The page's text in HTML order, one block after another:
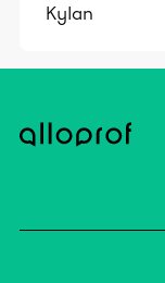
Kylan